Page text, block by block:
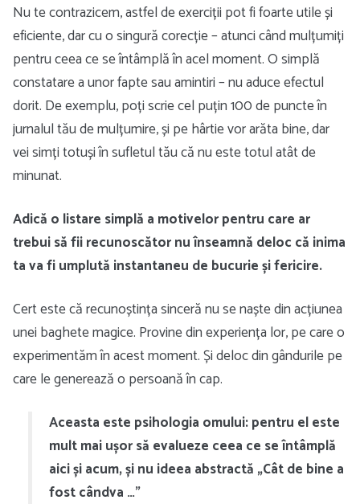
Nu te contrazicem, astfel de exerciții pot fi foarte utile și
eficiente, dar cu o singură corecție – atunci când mulțumiți
pentru ceea ce se întâmplă în acel moment. O simplă
constatare a unor fapte sau amintiri – nu aduce efectul
dorit. De exemplu, poți scrie cel puțin 100 de puncte în
jurnalul tău de mulțumire, și pe hârtie vor arăta bine, dar
vei simți totuși în sufletul tău că nu este totul atât de
minunat.
Adică o listare simplă a motivelor pentru care ar
trebui să fii recunoscător nu înseamnă deloc că inima
ta va fi umplută instantaneu de bucurie și fericire.
Cert este că recunoștința sinceră nu se naște din acțiunea
unei baghete magice. Provine din experiența lor, pe care o
experimentăm în acest moment. Și deloc din gândurile pe
care le generează o persoană în cap.
Aceasta este psihologia omului: pentru el este
mult mai ușor să evalueze ceea ce se întâmplă
aici și acum, și nu ideea abstractă „Cât de bine a
fost cândva …”